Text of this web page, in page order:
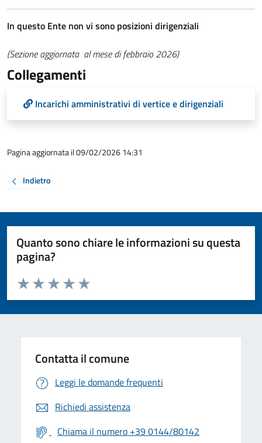
In questo Ente non vi sono posizioni dirigenziali
(Sezione aggiornata al mese di febbraio 2026)
Collegamenti
Incarichi amministrativi di vertice e dirigenziali
Pagina aggiornata il 09/02/2026 14:31
Indietro
Quanto sono chiare le informazioni su questa
pagina?
Valuta da 1 a 5 stelle la pagina
Valuta 5 stelle su 5
Valuta 4 stelle su 5
Valuta 3 stelle su 5
Valuta 2 stelle su 5
Valuta 1 stelle su 5
Contatta il comune
Leggi le domande frequenti
Richiedi assistenza
Chiama il numero +39 0144/80142